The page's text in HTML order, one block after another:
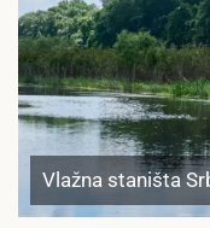
Vlažna staništa